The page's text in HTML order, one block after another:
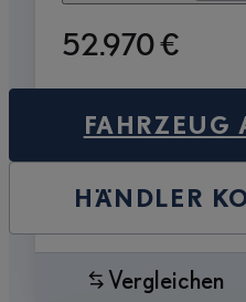
52.970 €
FAHRZEUG
HÄNDLER
Vergleichen